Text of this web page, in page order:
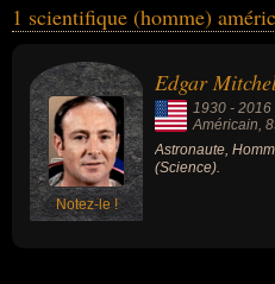
personnalités (de sexe masculin)
également avoir été astronaute
1 scientifique (homme)
Notez-le !
Edgar
1930 - 2016
Américain,
Astronaute,
(Science).